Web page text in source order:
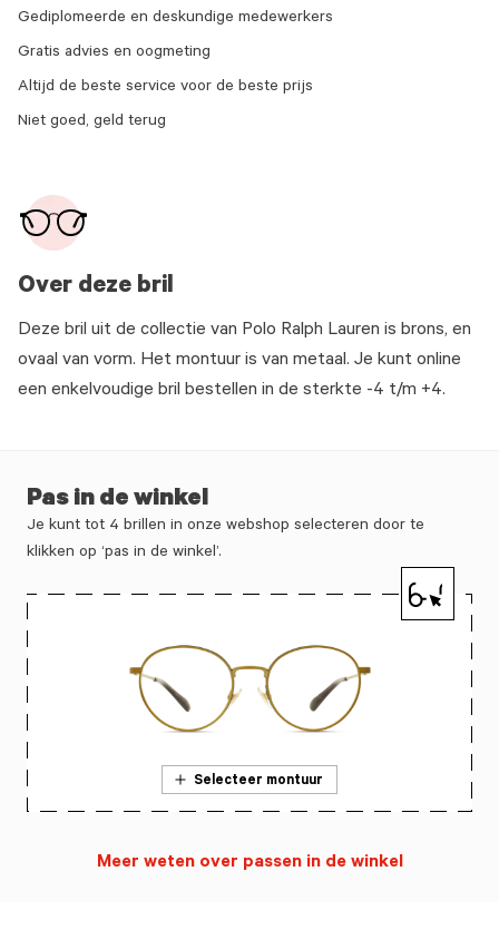
Over deze bril
Deze bril uit de collectie van Polo Ralph Lauren is brons, en
ovaal van vorm. Het montuur is van metaal. Je kunt online
een enkelvoudige bril bestellen in de sterkte -4 t/m +4.
Gediplomeerde en deskundige medewerkers
Gratis advies en oogmeting
Altijd de beste service voor de beste prijs
Niet goed, geld terug
Pas in de winkel
Je kunt tot 4 brillen in onze webshop selecteren door te
klikken op ‘pas in de winkel’.
Selecteer montuur
Meer weten over passen in de winkel